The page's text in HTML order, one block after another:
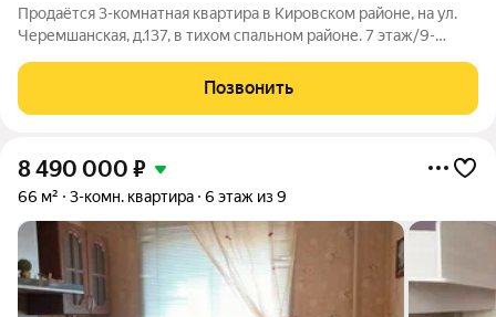
Продаётся 3-комнатная квартира в Кировском районе, на ул.
Черемшанская, д.137, в тихом спальном районе. 7 этаж/9-
(без учёта лоджий - 77,5кв.м), жилая площадь - 54,7 кв.м, кухня
- 10,2кв.м.
Позвонить
8 490 000 ₽
66 м² 3-комн. квартира 6 этаж из 9